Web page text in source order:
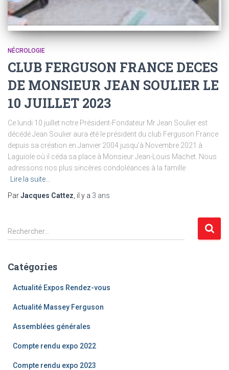
NÉCROLOGIE
CLUB FERGUSON FRANCE DECES
DE MONSIEUR JEAN SOULIER LE
10 JUILLET 2023
Ce lundi 10 juillet notre Président-Fondateur Mr Jean Soulier est
décédé Jean Soulier aura été le président du club Ferguson France
depuis sa création en Janvier 2004 jusqu’à Novembre 2021 à
Laguiole où il céda sa place à Monsieur Jean-Louis Machet. Nous
adressons nos plus sincères condoléances à la famille
Lire la suite…
ParJacques Cattez , il y a 3 ans
R
e
e
Rechercher…
Catégories
Actualité Expos Rendez-vous
Actualité Massey Ferguson
Assemblées générales
Compte rendu expo 2022
Compte rendu expo 2023